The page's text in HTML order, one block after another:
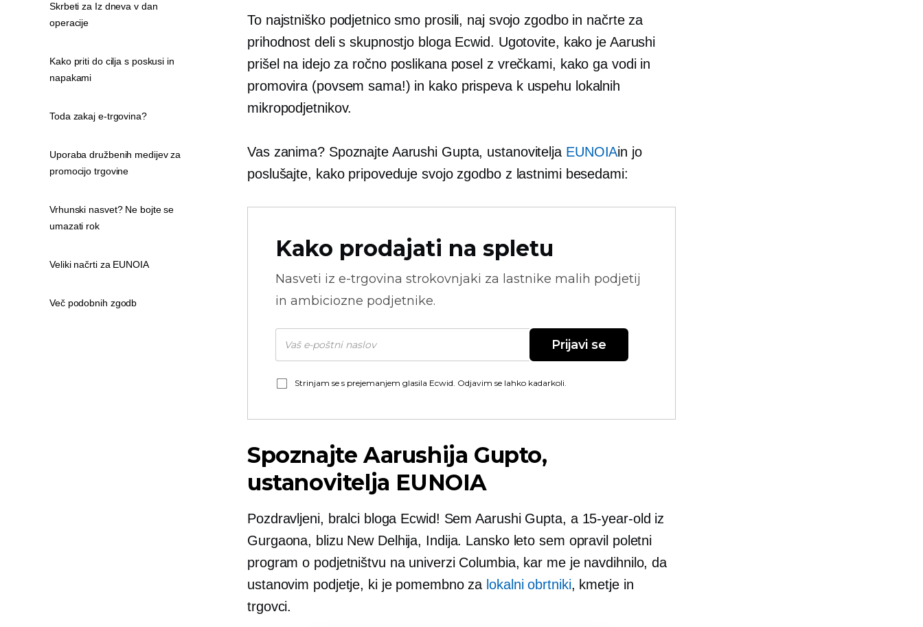
To najstniško podjetnico smo prosili, naj svojo zgodbo in načrte za
prihodnost deli s skupnostjo bloga Ecwid. Ugotovite, kako je Aarushi
prišel na idejo za ročno poslikanaposel z vrečkami, kako ga vodi in
promovira (povsem sama!) in kako prispeva k uspehu lokalnih
mikropodjetnikov.
Vas zanima? Spoznajte Aarushi Gupta, ustanovitelja EUNOIAin jo
poslušajte, kako pripoveduje svojo zgodbo z lastnimi besedami:
Kako prodajati na spletu
Nasveti iz e-trgovina strokovnjaki za lastnike malih podjetij
in ambiciozne podjetnike.
Prijavi se
Strinjam se s prejemanjem glasila Ecwid. Odjavim se lahko kadarkoli.
Spoznajte Aarushija Gupto,
ustanovitelja EUNOIA
Pozdravljeni, bralci bloga Ecwid! Sem Aarushi Gupta, a 15-year-old iz
Gurgaona, blizu New Delhija, Indija. Lansko leto sem opravil poletni
program o podjetništvu na univerzi Columbia, kar me je navdihnilo, da
ustanovim podjetje, ki je pomembno za lokalni obrtniki, kmetje in
trgovci.
Skrbeti za Iz dneva v dan
operacije
Kako priti do cilja s poskusi in
napakami
Toda zakaj e-trgovina?
Uporaba družbenih medijev za
promocijo trgovine
Vrhunski nasvet? Ne bojte se
umazati rok
Veliki načrti za EUNOIA
Več podobnih zgodb